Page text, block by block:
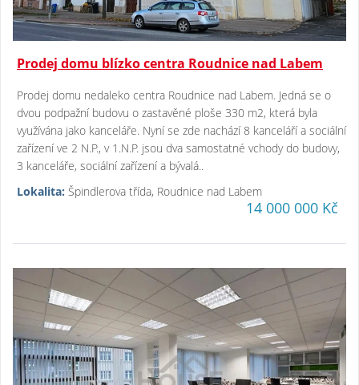
Prodej domu blízko centra Roudnice nad Labem
Prodej domu nedaleko centra Roudnice nad Labem. Jedná se o
dvou podpažní budovu o zastavěné ploše 330 m2, která byla
využívána jako kanceláře. Nyní se zde nachází 8 kanceláří a sociální
zařízení ve 2 N.P., v 1.N.P. jsou dva samostatné vchody do budovy,
3 kanceláře, sociální zařízení a bývalá..
Lokalita: Špindlerova třída, Roudnice nad Labem
14 000 000 Kč